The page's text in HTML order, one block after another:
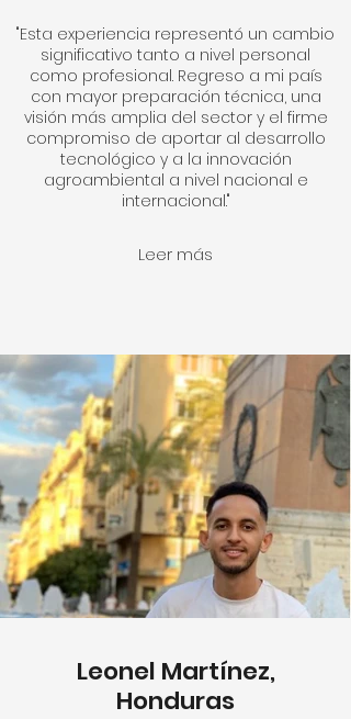
"Esta experiencia representó un cambio
significativo tanto a nivel personal
como profesional. Regreso a mi país
con mayor preparación técnica, una
visión más amplia del sector y el firme
compromiso de aportar al desarrollo
tecnológico y a la innovación
agroambiental a nivel nacional e
internacional."
Leer más
Leonel Martínez,
Honduras